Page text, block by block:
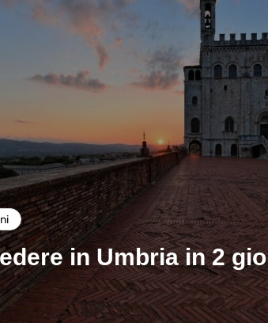
in Umbria in 2